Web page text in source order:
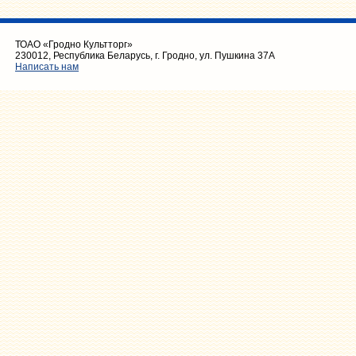
ТОАО «Гродно Культторг»
230012, Республика Беларусь, г. Гродно, ул. Пушкина 37А
Написать нам